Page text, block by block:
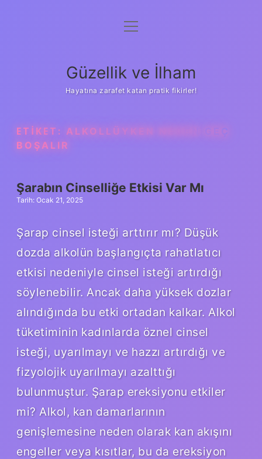
Anasayfa
Yasal Uyarı
menüyü
Güzellik ve İlham
Hayatına zarafet katan pratik fikirler!
ETIKET: ALKOLLÜYKEN NEDEN GEÇ
BOŞALIR
Şarabın Cinselliğe Etkisi Var Mı
Tarih: Ocak 21, 2025
Şarap cinsel isteği arttırır mı? Düşük
dozda alkolün başlangıçta rahatlatıcı
etkisi nedeniyle cinsel isteği artırdığı
söylenebilir. Ancak daha yüksek dozlar
alındığında bu etki ortadan kalkar. Alkol
tüketiminin kadınlarda öznel cinsel
isteği, uyarılmayı ve hazzı artırdığı ve
fizyolojik uyarılmayı azalttığı
bulunmuştur. Şarap ereksiyonu etkiler
mi? Alkol, kan damarlarının
genişlemesine neden olarak kan akışını
engeller veya kısıtlar, bu da ereksiyon